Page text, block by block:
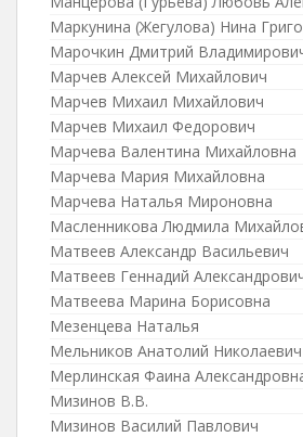
Маркунина (Жегулова) Нина
Марочкин Дмитрий
Марчев Алексей Михайлович
Марчев Михаил Михайлович
Марчев Михаил Федорович
Марчева Валентина Михайловна
Марчева Мария Михайловна
Марчева Наталья Мироновна
Масленникова Людмила
Матвеев Александр Васильевич
Матвеев Геннадий
Матвеева Марина Борисовна
Мезенцева Наталья
Мельников Анатолий Николаевич
Мерлинская Фаина
Мизинов В.В.
Мизинов Василий Павлович